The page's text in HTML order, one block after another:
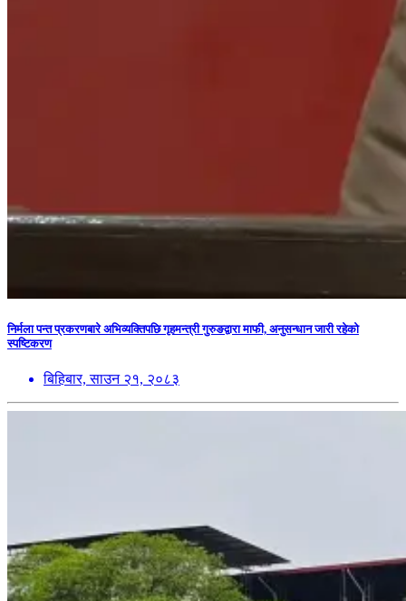
निर्मला पन्त प्रकरणबारे अभिव्यक्तिपछि गृहमन्त्री गुरुङद्वारा माफी, अनुसन्धान जारी रहेको
स्पष्टिकरण
बिहिबार, साउन २१, २०८३